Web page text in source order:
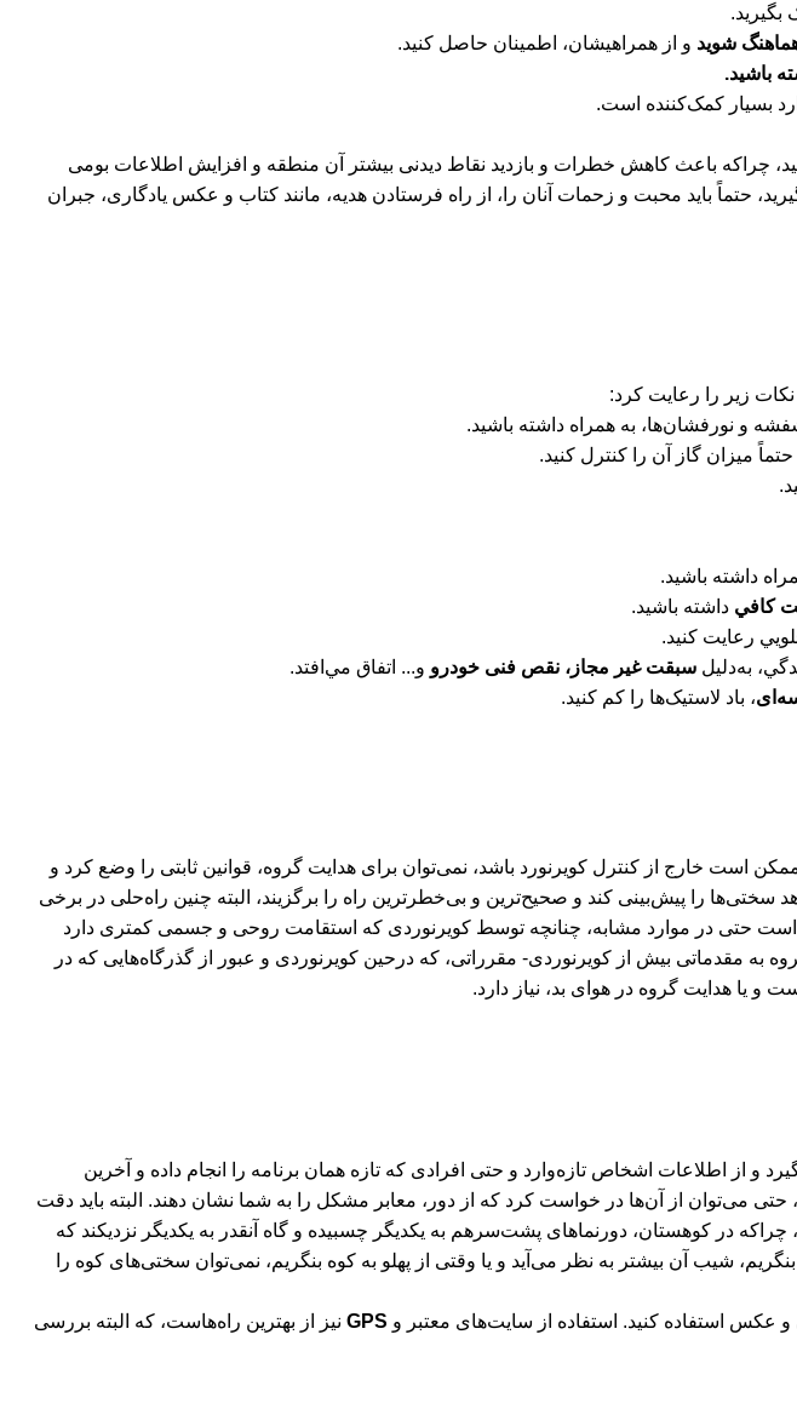
بگیرید.
شوید و از همراهیشان، اطمینان حاصل کنید.
باشید.
بسیار کمک‌کننده است.
چراکه باعث کاهش خطرات و بازدید نقاط دیدنی بیشتر آن منطقه و افزایش اطلاعات بومی
حتماً باید محبت و زحمات آنان را، از راه فرستادن هدیه، مانند کتاب و عکس یادگاری، جبران
زير را رعايت كرد:
و نورفشان‌ها، به همراه داشته باشید.
حتماً میزان گاز آن را کنترل کنید.
داشته باشيد.
كافي داشته باشيد.
رعايت كنيد.
سبقت غير مجاز، نقص فنی خودرو و... اتفاق مي‌افتد.
، باد لاستیک‌ها را کم کنید.
است خارج از کنترل کویرنورد باشد، نمی‌توان برای هدایت گروه، قوانین ثابتی را وضع کرد و
را پیش‌بینی کند و صحیح‌ترین و بی‌خطرترین راه را برگزیند، البته چنین راه‌حلی در برخی
است حتی در موارد مشابه، چنانچه توسط کویرنوردی که استقامت روحی و جسمی کمتری دارد
مقدماتی بیش از کویرنوردی- مقرراتی، که درحین کویرنوردی و عبور از گذرگاه‌هایی که در
یا هدایت گروه در هوای بد، نیاز دارد.
و از اطلاعات اشخاص تازه‌وارد و حتی افرادی که تازه همان برنامه را انجام داده و آخرین
می‌توان از آن‌ها در خواست کرد که از دور، معابر مشکل را به شما نشان دهند. البته باید دقت
در کوهستان، دورنماهای پشت‌سرهم به یکدیگر چسبیده و گاه آنقدر به یکدیگر نزدیکند که
بنگریم، شیب آن بیشتر به نظر می‌آید و یا وقتی از پهلو به کوه بنگریم، نمی‌توان سختی‌های کوه را
عکس استفاده کنید. استفاده از سایت‌های معتبر و GPS نیز از بهترین راه‌هاست، که البته بررسی